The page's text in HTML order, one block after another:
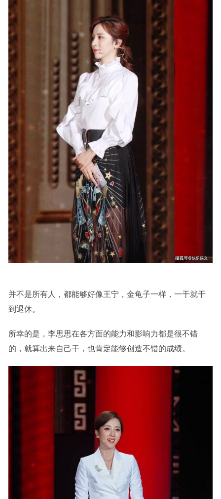
并不是所有人，都能够好像王宁，金龟子一样，一干就干
到退休。
所幸的是，李思思在各方面的能力和影响力都是很不错
的，就算出来自己干，也肯定能够创造不错的成绩。